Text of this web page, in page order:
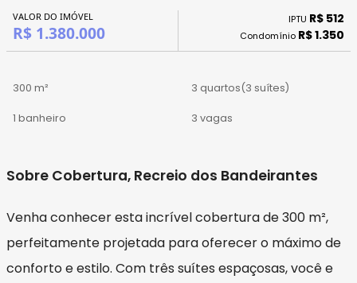
VALOR DO IMÓVEL
R$ 1.380.000
IPTU R$ 512
Condomínio R$ 1.350
300 m² 3 quartos(3 suítes)
1 banheiro 3 vagas
Sobre Cobertura, Recreio dos Bandeirantes
Venha conhecer esta incrível cobertura de 300 m²,
perfeitamente projetada para oferecer o máximo de
conforto e estilo. Com três suítes espaçosas, você e